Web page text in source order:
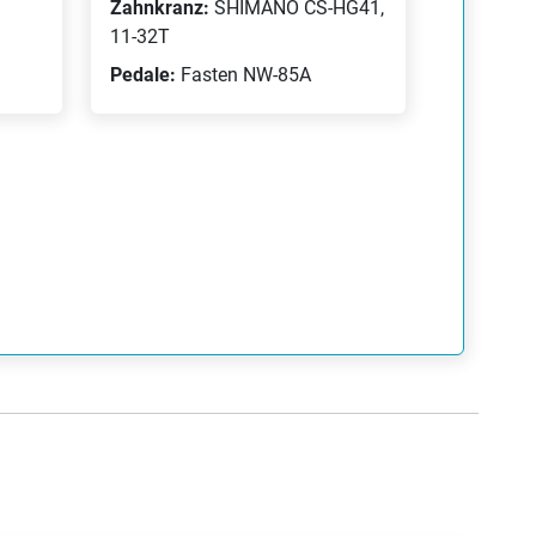
Zahnkranz: SHIMANO CS-HG41,
11-32T
Pedale: Fasten NW-85A